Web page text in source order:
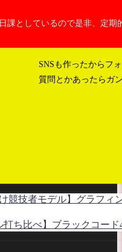
課としているので是非、定期
SNSも作ったからフ
質問とかあったらガ
競技者モデル】グラフィ
打ち比べ】ブラックコー